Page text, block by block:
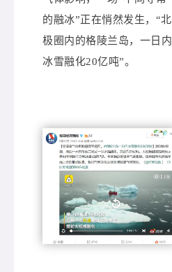
的融冰”正在悄然发生，“北
极圈内的格陵兰岛，一日内
冰雪融化20亿吨”。